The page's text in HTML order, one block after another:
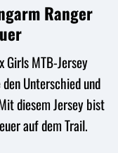
Ranger
Girls MTB-Jersey
Unterschied und
diesem Jersey bist
auf dem Trail.